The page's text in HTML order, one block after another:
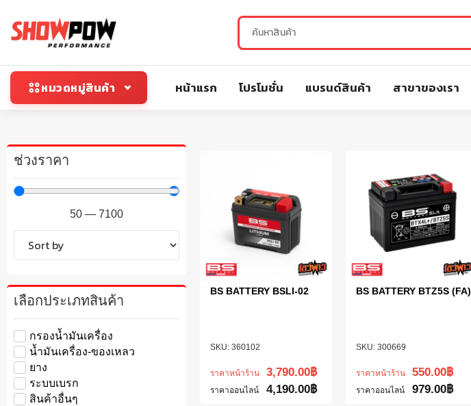
หมวดหมู่สินค้า หน้าแรก โปรโมชั่น แบรนด์สินค้า สาขาของเรา
ช่วงราคา
50 —7100
เลือกประเภทสินค้า
กรองน้ำมันเครื่อง
น้ำมันเครื่อง-ของเหลว
ยาง
ระบบเบรก
สินค้าอื่นๆ
360102
BS BATTERY BSLI-02
ราคาหน้าร้าน 3,790.00฿
ราคาออนไลน์ 4,190.00฿
300669
BS BATTERY BTZ5S (FA)
ราคาหน้าร้าน 550.00฿
ราคาออนไลน์ 979.00฿